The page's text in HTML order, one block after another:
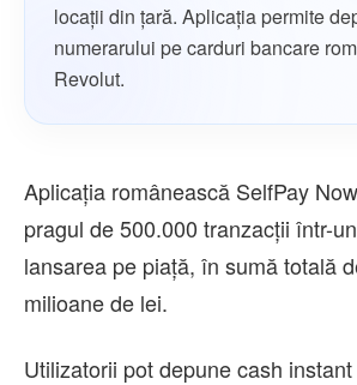
locații din țară. Aplicația permite
numerarului pe carduri bancare
Revolut.
Aplicația românească SelfPay
pragul de 500.000 tranzacții într-
lansarea pe piață, în sumă totală
milioane de lei.
Utilizatorii pot depune cash